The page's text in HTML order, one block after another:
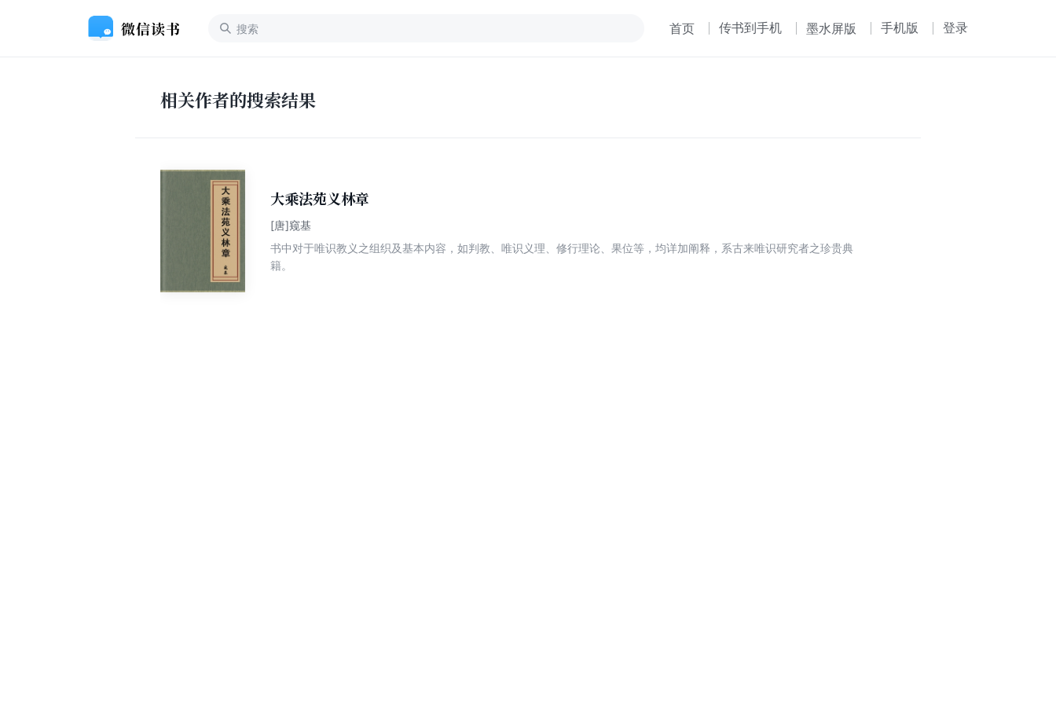
首页 传书到手机 墨水屏版 手机版 登录
相关作者的搜索结果
大乘法苑义林章
[唐]窥基
书中对于唯识教义之组织及基本内容，如判教、唯识义理、修行理论、果位等，均详加阐释，系古来唯识研究者之珍贵典
籍。